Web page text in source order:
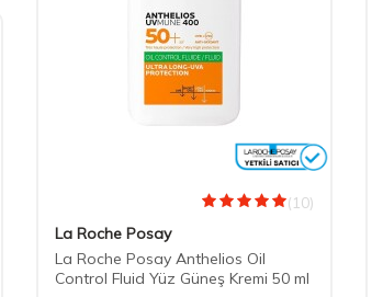
(10)
La Roche Posay
La Roche Posay Anthelios Oil
Control Fluid Yüz Güneş Kremi 50 ml